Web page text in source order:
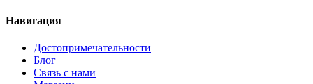
Навигация
Достопримечательности
Блог
Связь с нами